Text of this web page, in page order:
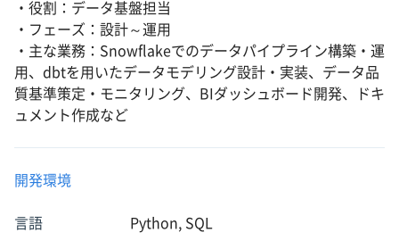
・役割：データ基盤担当
・フェーズ：設計～運用
・主な業務：Snowflakeでのデータパイプライン構築・運
用、dbtを用いたデータモデリング設計・実装、データ品
質基準策定・モニタリング、BIダッシュボード開発、ドキ
ュメント作成など
開発環境
言語 Python, SQL